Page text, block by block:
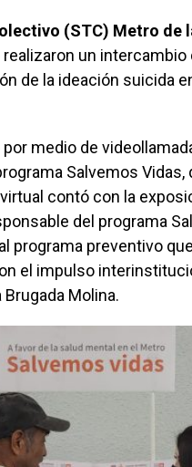
(STC) Metro de
realizaron un
de la ideación suicida
medio de
Salvemos
contó con la
del programa
programa preventivo
el impulso
Brugada Molina.